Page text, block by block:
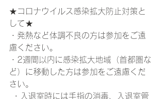
★コロナウイルス感染拡大防止対策と
して★
・発熱など体調不良の方は参加をご遠
慮ください。
・2週間以内に感染拡大地域（首都圏な
ど）に移動した方は参加をご遠慮くだ
さい。